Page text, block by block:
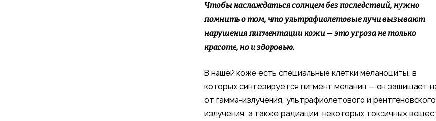
Чтобы наслаждаться солнцем без последствий, нужно
помнить о том, что ультрафиолетовые лучи вызывают
нарушения пигментации кожи — это угроза не только
красоте, но и здоровью.
В нашей коже есть специальные клетки меланоциты, в
которых синтезируется пигмент меланин — он защищает
от гамма-излучения, ультрафиолетового и рентгеновского
излучения, а также радиации, некоторых токсичных